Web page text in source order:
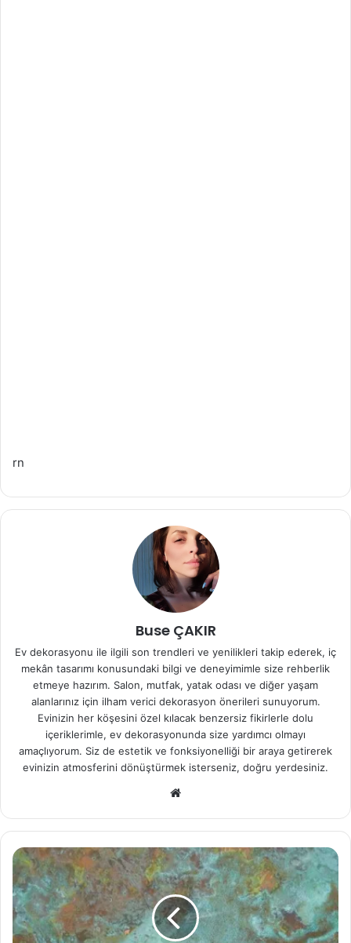
rn
Buse ÇAKIR
Ev dekorasyonu ile ilgili son trendleri ve yenilikleri takip ederek, iç
mekân tasarımı konusundaki bilgi ve deneyimimle size rehberlik
etmeye hazırım. Salon, mutfak, yatak odası ve diğer yaşam
alanlarınız için ilham verici dekorasyon önerileri sunuyorum.
Evinizin her köşesini özel kılacak benzersiz fikirlerle dolu
içeriklerimle, ev dekorasyonunda size yardımcı olmayı
amaçlıyorum. Siz de estetik ve fonksiyonelliği bir araya getirerek
evinizin atmosferini dönüştürmek isterseniz, doğru yerdesiniz.
sit
esi